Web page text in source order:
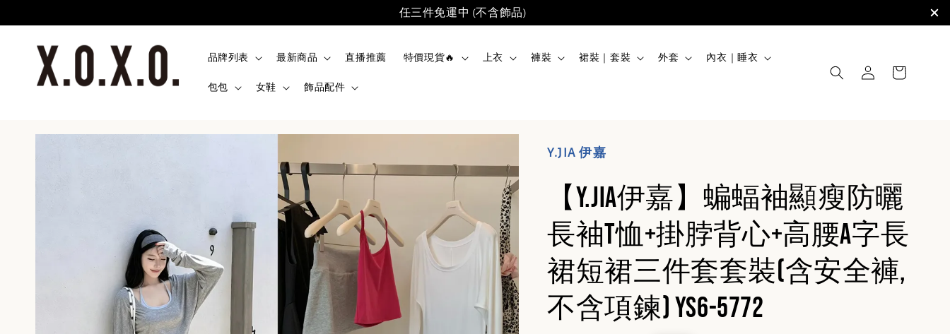
任三件免運中 (不含飾品)
品牌列表 最新商品 直播推薦 特價現貨🔥 上衣 褲裝 裙裝｜套裝 外套 內衣｜睡衣
包包 女鞋 飾品配件
Y.JIA 伊嘉
【Y.JIA伊嘉】蝙蝠袖顯瘦防曬
長袖T恤+掛脖背心+高腰A字長
裙短裙三件套套裝(含安全褲,
不含項鍊) YS6-5772